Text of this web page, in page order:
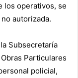
los operativos, se
autorizada.
Subsecretaría
Particulares
policial,